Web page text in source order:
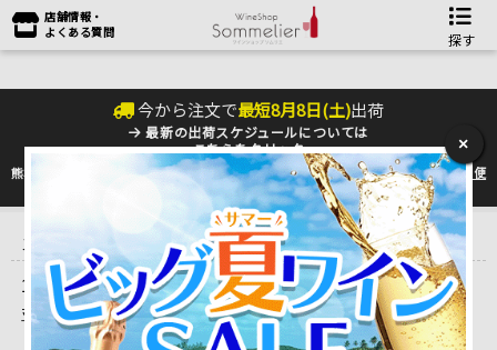
店舗情報・
よくある質問
探す
今から注文で最短8月8日(土)出荷
最新の出荷スケジュールについては
こちらをクリック
熊本地震の影響により九州への配送に遅れが生じております。最新情報は佐川急便
のHP
をご確認下さい。
産地で探す ＞ フランス ＞ブルゴーニュワイン ＞ドメー
ヌ・デ・ランブレイ
1 ～ 1 件目を表示しています。（全1件）
並べ替え
×